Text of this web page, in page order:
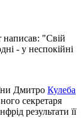
написав: "Свій
- у неспокійні
Дмитро Кулеба
секретаря
результати її